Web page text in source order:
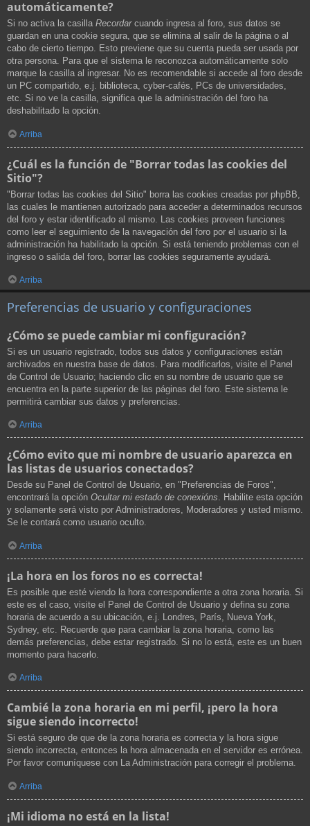
automáticamente?
Si no activa la casilla Recordarcuando ingresa al foro, sus datos se
guardan en una cookie segura, que se elimina al salir de la página o al
cabo de cierto tiempo. Esto previene que su cuenta pueda ser usada por
otra persona. Para que el sistema le reconozca automáticamente solo
marque la casilla al ingresar. No es recomendable si accede al foro desde
un PC compartido, e.j. biblioteca, cyber-cafés, PCs de universidades,
etc. Si no ve la casilla, significa que la administración del foro ha
deshabilitado la opción.
Arriba
¿Cuál es la función de "Borrar todas las cookies del
Sitio"?
"Borrar todas las cookies del Sitio" borra las cookies creadas por phpBB,
las cuales le mantienen autorizado para acceder a determinados recursos
del foro y estar identificado al mismo. Las cookies proveen funciones
como leer el seguimiento de la navegación del foro por el usuario si la
administración ha habilitado la opción. Si está teniendo problemas con el
ingreso o salida del foro, borrar las cookies seguramente ayudará.
Arriba
Preferencias de usuario y configuraciones
¿Cómo se puede cambiar mi configuración?
Si es un usuario registrado, todos sus datos y configuraciones están
archivados en nuestra base de datos. Para modificarlos, visite el Panel
de Control de Usuario; haciendo clic en su nombre de usuario que se
encuentra en la parte superior de las páginas del foro. Este sistema le
permitirá cambiar sus datos y preferencias.
Arriba
¿Cómo evito que mi nombre de usuario aparezca en
las listas de usuarios conectados?
Desde su Panel de Control de Usuario, en "Preferencias de Foros",
encontrará la opción Ocultar mi estado de conexións. Habilite esta opción
y solamente será visto por Administradores, Moderadores y usted mismo.
Se le contará como usuario oculto.
Arriba
¡La hora en los foros no es correcta!
Es posible que esté viendo la hora correspondiente a otra zona horaria. Si
este es el caso, visite el Panel de Control de Usuario y defina su zona
horaria de acuerdo a su ubicación, e.j. Londres, París, Nueva York,
Sydney, etc. Recuerde que para cambiar la zona horaria, como las
demás preferencias, debe estar registrado. Si no lo está, este es un buen
momento para hacerlo.
Arriba
Cambié la zona horaria en mi perfil, ¡pero la hora
sigue siendo incorrecto!
Si está seguro de que de la zona horaria es correcta y la hora sigue
siendo incorrecta, entonces la hora almacenada en el servidor es errónea.
Por favor comuníquese con La Administración para corregir el problema.
Arriba
¡Mi idioma no está en la lista!